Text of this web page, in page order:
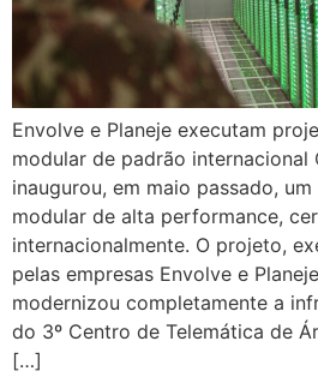
Envolve e Planeje executam
modular de padrão internacional
inaugurou, em maio passado,
modular de alta performance,
internacionalmente. O projeto,
pelas empresas Envolve e
modernizou completamente a
do 3º Centro de Telemática de
[…]